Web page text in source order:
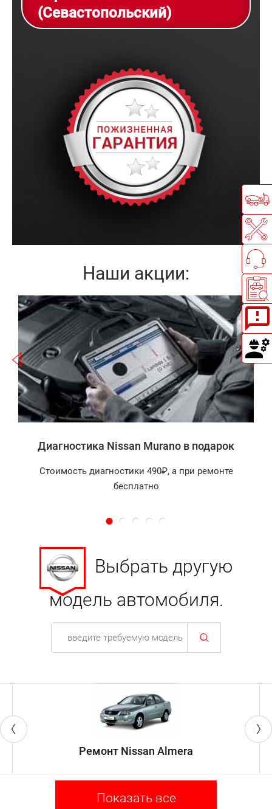
(Севастопольский)
Наши акции:
Записаться
Диагностика Nissan Murano в подарок
Стоимость диагностики 490₽, а при ремонте
бесплатно
Выбрать другую
модель автомобиля.
Ремонт Nissan Almera
Показать все